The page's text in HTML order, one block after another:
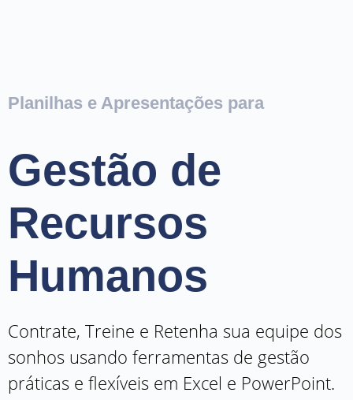
Planilhas e Apresentações para
Gestão de
Recursos
Humanos
Contrate, Treine e Retenha sua equipe dos
sonhos usando ferramentas de gestão
práticas e flexíveis em Excel e PowerPoint.